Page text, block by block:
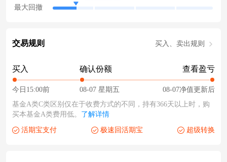
最大回撤
交易规则 买入、卖出规则
买入
今日15:00前
确认份额
08-07 星期五
查看盈亏
08-07净值更新后
基金A类C类区别仅在于收费方式的不同，持有366天以上时，购
买本基金A类费用低。 了解详情
活期宝支付 极速回活期宝 超级转换